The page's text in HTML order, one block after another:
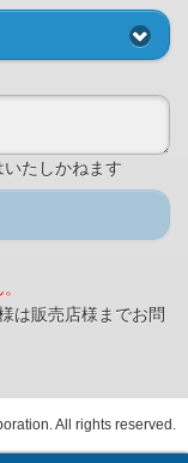
たしかねます
は販売店様までお問
All rights reserved.